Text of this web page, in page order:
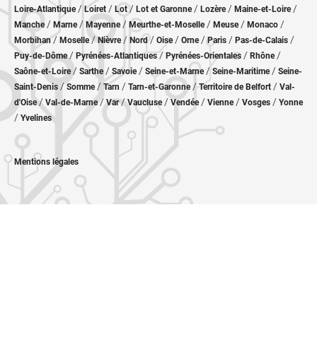
Loire-Atlantique/ Loiret / Lot/ Lot et Garonne/ Lozère / Maine-et-Loire/
Manche/ Marne/ Mayenne/ Meurthe-et-Moselle/ Meuse/ Monaco /
Morbihan/ Moselle/ Nièvre / Nord/ Oise / Orne/Paris / Pas-de-Calais /
Puy-de-Dôme/ Pyrénées-Atlantiques / Pyrénées-Orientales / Rhône/
Saône-et-Loire/ Sarthe/ Savoie/ Seine-et-Marne/ Seine-Maritime/ Seine-
Saint-Denis /Somme/ Tarn / Tarn-et-Garonne/Territoire de Belfort / Val-
d'Oise/ Val-de-Marne/Var/Vaucluse/ Vendée/ Vienne/ Vosges / Yonne
/ Yvelines
Mentions légales